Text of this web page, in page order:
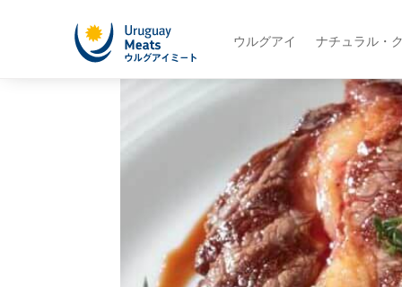
ウルグアイ ナチュラル・